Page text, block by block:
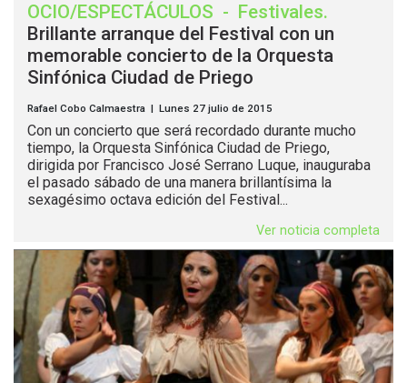
OCIO/ESPECTÁCULOS - Festivales.
Brillante arranque del Festival con un
memorable concierto de la Orquesta
Sinfónica Ciudad de Priego
Rafael Cobo Calmaestra | Lunes 27 julio de 2015
Con un concierto que será recordado durante mucho
tiempo, la Orquesta Sinfónica Ciudad de Priego,
dirigida por Francisco José Serrano Luque, inauguraba
el pasado sábado de una manera brillantísima la
sexagésimo octava edición del Festival...
Ver noticia completa